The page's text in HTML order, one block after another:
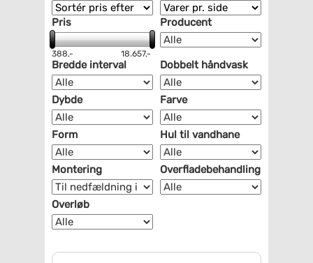
Pris
388,- 18.657,-
Producent
Bredde interval Dobbelt håndvask
Dybde Farve
Form Hul til vandhane
Montering Overfladebehandling
Overløb